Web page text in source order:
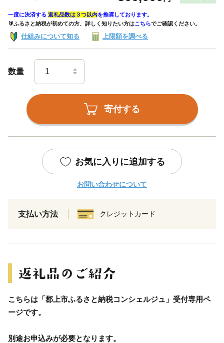
一度に決済する 返礼品数は３つ以内を推奨しております。
🔰ふるさと納税が初めての方、詳しく知りたい方はこちらでご確認ください。
仕組みについて知る 上限額を調べる
数量
寄付する
お気に入りに追加する
お問い合わせについて
支払い方法 クレジットカード
こちらは「郡上市ふるさと納税コンシェルジュ」受付専用ペ
ージです。
別途お申込みが必要となります。